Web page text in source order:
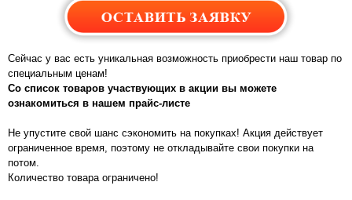
Сейчас у вас есть уникальная возможность приобрести наш товар по
специальным ценам!
Со список товаров участвующих в акции вы можете
ознакомиться в нашем прайс-листе
Не упустите свой шанс сэкономить на покупках! Акция действует
ограниченное время, поэтому не откладывайте свои покупки на
потом.
Количество товара ограничено!